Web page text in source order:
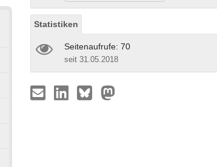
Statistiken
Seitenaufrufe: 70
seit 31.05.2018